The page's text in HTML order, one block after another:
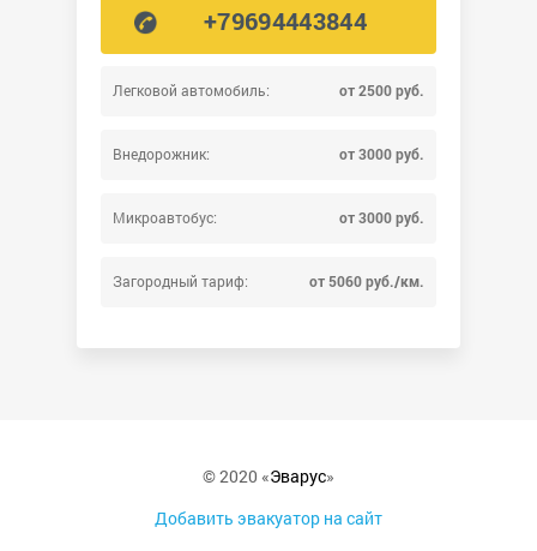
Легковой автомобиль: от 2500 руб.
Внедорожник: от 3000 руб.
Микроавтобус: от 3000 руб.
Загородный тариф: от 5060 руб./км.
+79694443844
© 2020 «Эварус»
Добавить эвакуатор на сайт